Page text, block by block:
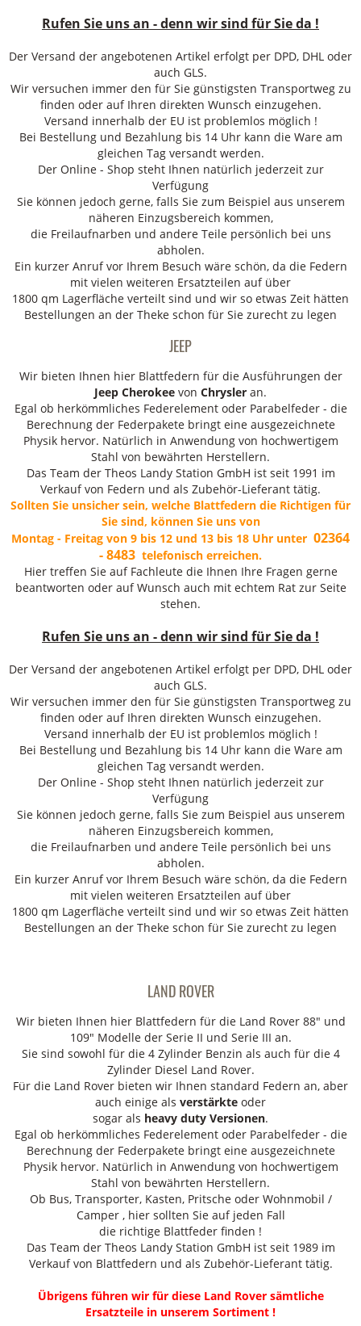
Rufen Sie uns an - denn wir sind für Sie da !
Der Versand der angebotenen Artikel erfolgt per DPD, DHL oder
auch GLS.
Wir versuchen immer den für Sie günstigsten Transportweg zu
finden oder auf Ihren direkten Wunsch einzugehen.
Versand innerhalb der EU ist problemlos möglich !
Bei Bestellung und Bezahlung bis 14 Uhr kann die Ware am
gleichen Tag versandt werden.
Der Online - Shop steht Ihnen natürlich jederzeit zur
Verfügung
Sie können jedoch gerne, falls Sie zum Beispiel aus unserem
näheren Einzugsbereich kommen,
die Freilaufnarben und andere Teile persönlich bei uns
abholen.
Ein kurzer Anruf vor Ihrem Besuch wäre schön, da die Federn
mit vielen weiteren Ersatzteilen auf über
1800 qm Lagerfläche verteilt sind und wir so etwas Zeit hätten
Bestellungen an der Theke schon für Sie zurecht zu legen
JEEP
Wir bieten Ihnen hier Blattfedern für die Ausführungen der
Jeep Cherokee von Chrysler an.
Egal ob herkömmliches Federelement oder Parabelfeder - die
Berechnung der Federpakete bringt eine ausgezeichnete
Physik hervor. Natürlich in Anwendung von hochwertigem
Stahl von bewährten Herstellern.
Das Team der Theos Landy Station GmbH ist seit 1991 im
Verkauf von Federn und als Zubehör-Lieferant tätig.
Sollten Sie unsicher sein, welche Blattfedern die Richtigen für
Sie sind, können Sie uns von
Montag - Freitag von 9 bis 12 und 13 bis 18 Uhr unter 02364
- 8483 telefonisch erreichen.
Hier treffen Sie auf Fachleute die Ihnen Ihre Fragen gerne
beantworten oder auf Wunsch auch mit echtem Rat zur Seite
stehen.
Rufen Sie uns an - denn wir sind für Sie da !
Der Versand der angebotenen Artikel erfolgt per DPD, DHL oder
auch GLS.
Wir versuchen immer den für Sie günstigsten Transportweg zu
finden oder auf Ihren direkten Wunsch einzugehen.
Versand innerhalb der EU ist problemlos möglich !
Bei Bestellung und Bezahlung bis 14 Uhr kann die Ware am
gleichen Tag versandt werden.
Der Online - Shop steht Ihnen natürlich jederzeit zur
Verfügung
Sie können jedoch gerne, falls Sie zum Beispiel aus unserem
näheren Einzugsbereich kommen,
die Freilaufnarben und andere Teile persönlich bei uns
abholen.
Ein kurzer Anruf vor Ihrem Besuch wäre schön, da die Federn
mit vielen weiteren Ersatzteilen auf über
1800 qm Lagerfläche verteilt sind und wir so etwas Zeit hätten
Bestellungen an der Theke schon für Sie zurecht zu legen
LAND ROVER
Wir bieten Ihnen hier Blattfedern für die Land Rover 88" und
109" Modelle der Serie II und Serie III an.
Sie sind sowohl für die 4 Zylinder Benzin als auch für die 4
Zylinder Diesel Land Rover.
Für die Land Rover bieten wir Ihnen standard Federn an, aber
auch einige als verstärkte oder
sogar als heavy duty Versionen.
Egal ob herkömmliches Federelement oder Parabelfeder - die
Berechnung der Federpakete bringt eine ausgezeichnete
Physik hervor. Natürlich in Anwendung von hochwertigem
Stahl von bewährten Herstellern.
Ob Bus, Transporter, Kasten, Pritsche oder Wohnmobil /
Camper , hier sollten Sie auf jeden Fall
die richtige Blattfeder finden !
Das Team der Theos Landy Station GmbH ist seit 1989 im
Verkauf von Blattfedern und als Zubehör-Lieferant tätig.
Übrigens führen wir für diese Land Rover sämtliche
Ersatzteile in unserem Sortiment !